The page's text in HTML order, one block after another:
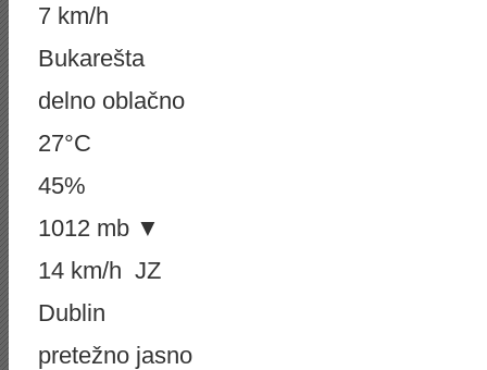
7 km/h
Bukarešta
delno oblačno
27°C
45%
1012 mb ▼
14 km/h JZ
Dublin
pretežno jasno